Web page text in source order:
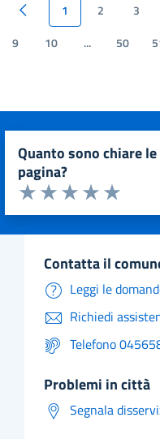
Pagina precedente
1 2 3
9
10 ... 50
quanto sono chiare le informazioni su questa
pagina?
Valuta da 1 a 5 stelle la pagina
Valuta 5
Valuta 4
Valuta 3 stelle su
Valuta 2 stelle su 5
Valuta 1 stelle su 5
contatta il
Leggi le
Richiedi
Telefono
problemi in città
Segnala